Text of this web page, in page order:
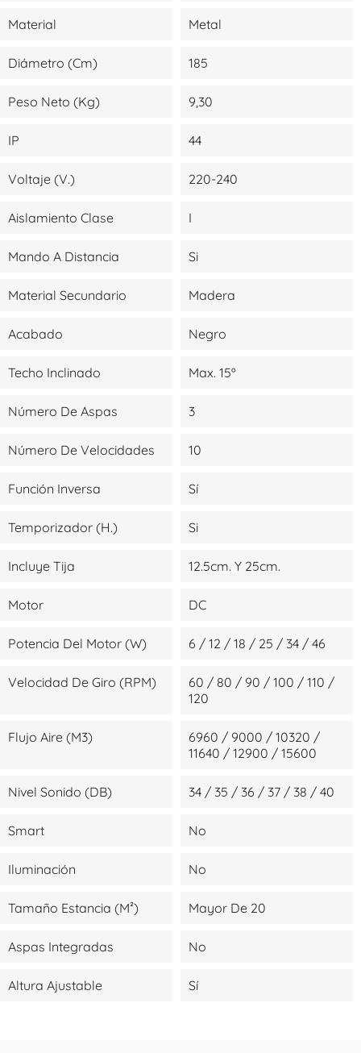
Material Metal
Diámetro (cm) 185
Peso Neto (kg) 9,30
IP 44
Voltaje (V.) 220-240
Aislamiento Clase I
Mando A Distancia Si
Material Secundario Madera
Acabado Negro
Techo Inclinado Max. 15º
Número De Aspas 3
Número De Velocidades 10
Función Inversa Sí
Temporizador (H.) Si
Incluye Tija 12.5cm. Y 25cm.
Motor DC
Potencia Del Motor (W) 6 / 12 / 18 / 25 / 34 / 46
Velocidad De Giro (RPM)
60 / 80 / 90 / 100 / 110 /
120
Flujo Aire (m3)
6960 / 9000 / 10320 /
11640 / 12900 / 15600
Nivel Sonido (dB) 34 / 35 / 36 / 37 / 38 / 40
Smart No
Iluminación No
Tamaño Estancia (m²) Mayor De 20
Aspas Integradas No
Altura Ajustable Sí